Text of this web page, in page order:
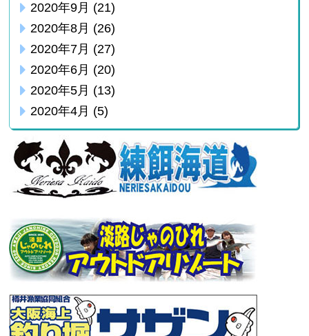
2020年9月 (21)
2020年8月 (26)
2020年7月 (27)
2020年6月 (20)
2020年5月 (13)
2020年4月 (5)